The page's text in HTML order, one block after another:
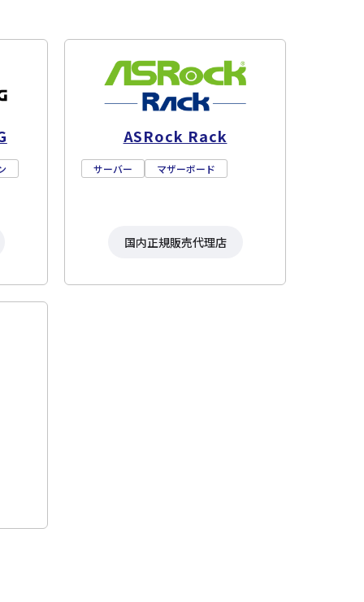
ASRock Rack
サーバー マザーボード
国内正規販売代理店